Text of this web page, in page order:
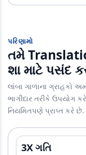
પરિણામો
તમે
શા માટે પસંદ
લાંબા ગાળાના
ભાગીદાર તરીકે
નિયમિતપણે પ્રાપ્ત કરે છે.
3X ગતિ